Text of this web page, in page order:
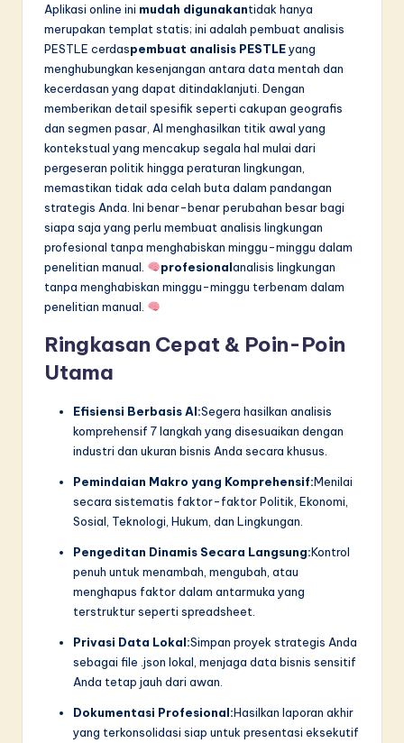
o
ti
o
Aplikasi online ini mudah digunakantidak hanya
merupakan templat statis; ini adalah pembuat analisis
PESTLE cerdaspembuat analisis PESTLEyang
menghubungkan kesenjangan antara data mentah dan
kecerdasan yang dapat ditindaklanjuti. Dengan
memberikan detail spesifik seperti cakupan geografis
dan segmen pasar, AI menghasilkan titik awal yang
kontekstual yang mencakup segala hal mulai dari
pergeseran politik hingga peraturan lingkungan,
memastikan tidak ada celah buta dalam pandangan
strategis Anda. Ini benar-benar perubahan besar bagi
siapa saja yang perlu membuat analisis lingkungan
profesional tanpa menghabiskan minggu-minggu dalam
penelitian manual.
profesionalanalisis lingkungan
tanpa menghabiskan minggu-minggu terbenam dalam
penelitian manual.
Ringkasan Cepat & Poin-Poin
Utama
Efisiensi Berbasis AI:Segera hasilkan analisis
komprehensif 7 langkah yang disesuaikan dengan
industri dan ukuran bisnis Anda secara khusus.
Pemindaian Makro yang Komprehensif:Menilai
secara sistematis faktor-faktor Politik, Ekonomi,
Sosial, Teknologi, Hukum, dan Lingkungan.
Pengeditan Dinamis Secara Langsung:Kontrol
penuh untuk menambah, mengubah, atau
menghapus faktor dalam antarmuka yang
terstruktur seperti spreadsheet.
Privasi Data Lokal:Simpan proyek strategis Anda
sebagai file .json lokal, menjaga data bisnis sensitif
Anda tetap jauh dari awan.
Dokumentasi Profesional:Hasilkan laporan akhir
yang terkonsolidasi siap untuk presentasi eksekutif